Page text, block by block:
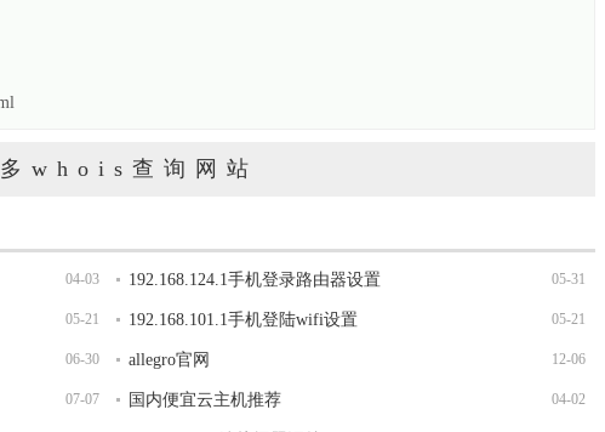
whois查询网站
04-03 05-31
192.168.124.1手机登录路由器设置
05-21 05-21
192.168.101.1手机登陆wifi设置
06-30 12-06
allegro官网
07-07 04-02
国内便宜云主机推荐